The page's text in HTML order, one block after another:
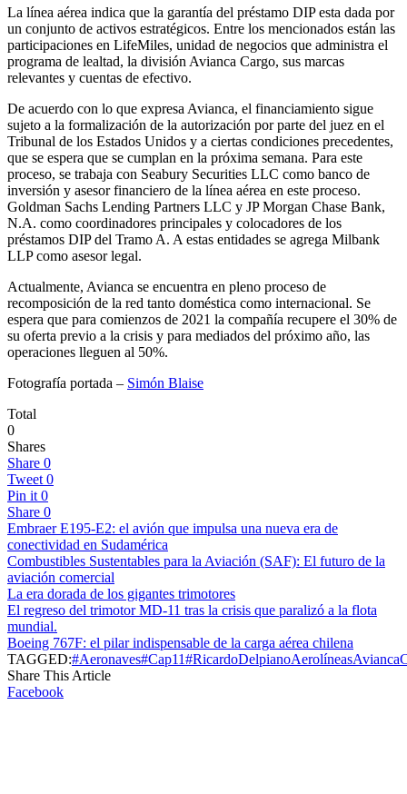
La línea aérea indica que la garantía del préstamo DIP esta dada por
un conjunto de activos estratégicos. Entre los mencionados están las
participaciones en LifeMiles, unidad de negocios que administra el
programa de lealtad, la división Avianca Cargo, sus marcas
relevantes y cuentas de efectivo.
De acuerdo con lo que expresa Avianca, el financiamiento sigue
sujeto a la formalización de la autorización por parte del juez en el
Tribunal de los Estados Unidos y a ciertas condiciones precedentes,
que se espera que se cumplan en la próxima semana. Para este
proceso, se trabaja con Seabury Securities LLC como banco de
inversión y asesor financiero de la línea aérea en este proceso.
Goldman Sachs Lending Partners LLC y JP Morgan Chase Bank,
N.A. como coordinadores principales y colocadores de los
préstamos DIP del Tramo A. A estas entidades se agrega Milbank
LLP como asesor legal.
Actualmente, Avianca se encuentra en pleno proceso de
recomposición de la red tanto doméstica como internacional. Se
espera que para comienzos de 2021 la compañía recupere el 30% de
su oferta previo a la crisis y para mediados del próximo año, las
operaciones lleguen al 50%.
Fotografía portada – Simón Blaise
Total
0
Shares
Share 0
Tweet 0
Pin it 0
Share 0
Embraer E195-E2: el avión que impulsa una nueva era de
conectividad en Sudamérica
Combustibles Sustentables para la Aviación (SAF): El futuro de la
aviación comercial
La era dorada de los gigantes trimotores
El regreso del trimotor MD-11 tras la crisis que paralizó a la flota
mundial.
Boeing 767F: el pilar indispensable de la carga aérea chilena
TAGGED:#Aeronaves#Cap11#RicardoDelpianoAerolíneasAvianca
Share This Article
Facebook